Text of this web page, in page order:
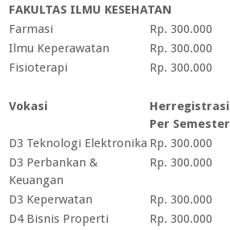
FAKULTAS ILMU KESEHATAN
Farmasi
Rp. 300.000
Ilmu Keperawatan
Rp. 300.000
Fisioterapi
Rp. 300.000
Vokasi
Herregistrasi
Per Semester
D3 Teknologi Elektronika Rp. 300.000
D3 Perbankan &
Keuangan
Rp. 300.000
D3 Keperwatan Rp. 300.000
D4 Bisnis Properti
Rp. 300.000